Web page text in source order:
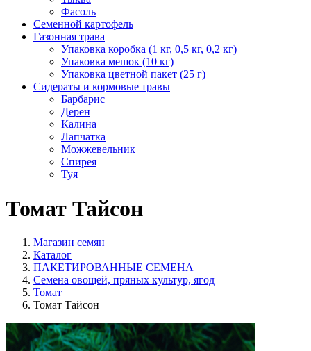
Фасоль
Семенной картофель
Газонная трава
Упаковка коробка (1 кг, 0,5 кг, 0,2 кг)
Упаковка мешок (10 кг)
Упаковка цветной пакет (25 г)
Сидераты и кормовые травы
Барбарис
Дерен
Калина
Лапчатка
Можжевельник
Спирея
Туя
Томат Тайсон
Магазин семян
Каталог
ПАКЕТИРОВАННЫЕ СЕМЕНА
Семена овощей, пряных культур, ягод
Томат
Томат Тайсон